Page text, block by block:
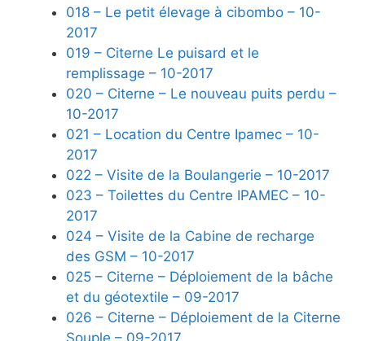
018 – Le petit élevage à cibombo – 10-
2017
019 – Citerne Le puisard et le
remplissage – 10-2017
020 – Citerne – Le nouveau puits perdu –
10-2017
021 – Location du Centre Ipamec – 10-
2017
022 – Visite de la Boulangerie – 10-2017
023 – Toilettes du Centre IPAMEC – 10-
2017
024 – Visite de la Cabine de recharge
des GSM – 10-2017
025 – Citerne – Déploiement de la bâche
et du géotextile – 09-2017
026 – Citerne – Déploiement de la Citerne
Souple – 09-2017